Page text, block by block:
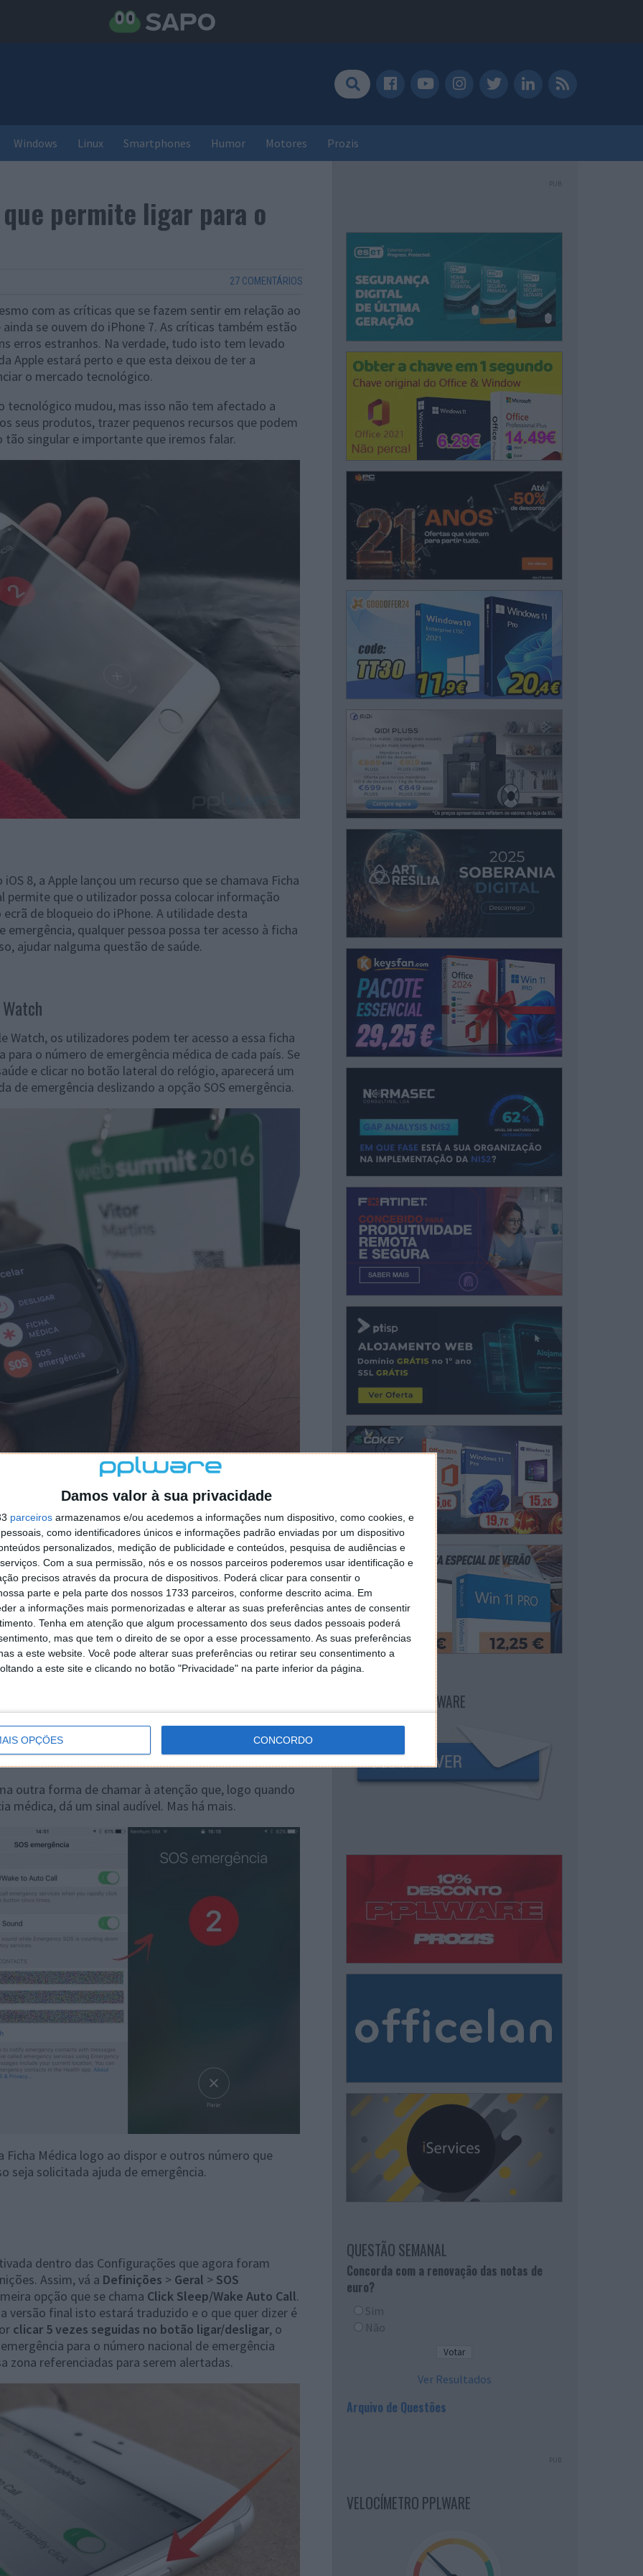
Damos valor à sua privacidade
parceiros armazenamos e/ou acedemos a informações num dispositivo, como cookies, e
como identificadores únicos e informações padrão enviadas por um dispositivo
personalizados, medição de publicidade e conteúdos, pesquisa de audiências e
Com a sua permissão, nós e os nossos parceiros poderemos usar identificação e
precisos através da procura de dispositivos. Poderá clicar para consentir o
parte e pela parte dos nossos 1733 parceiros, conforme descrito acima. Em
a informações mais pormenorizadas e alterar as suas preferências antes de consentir
Tenha em atenção que algum processamento dos seus dados pessoais poderá
mas que tem o direito de se opor a esse processamento. As suas preferências
a este website. Você pode alterar suas preferências ou retirar seu consentimento a
a este site e clicando no botão "Privacidade" na parte inferior da página.
OPÇÕES CONCORDO
Windows Linux Smartphones Humor Motores Prozis
permite ligar para o
27 COMENTÁRIOS
com as críticas que se fazem sentir em relação ao
se ouvem do iPhone 7. As críticas também estão
erros estranhos. Na verdade, tudo isto tem levado
Apple estará perto e que esta deixou de ter a
o mercado tecnológico.
tecnológico mudou, mas isso não tem afectado a
seus produtos, trazer pequenos recursos que podem
singular e importante que iremos falar.
8, a Apple lançou um recurso que se chamava Ficha
permite que o utilizador possa colocar informação
de bloqueio do iPhone. A utilidade desta
qualquer pessoa possa ter acesso à ficha
ajudar nalguma questão de saúde.
Watch, os utilizadores podem ter acesso a essa ficha
o número de emergência médica de cada país. Se
e clicar no botão lateral do relógio, aparecerá um
de emergência deslizando a opção SOS emergência.
poderá permitir que alguém que o esteja a ajudar
relógio.
– sabe como o usar?
para o iPhone
2, a Apple adicionou uma outra característica muito
o iPhone com esta versão terá Marcação SOS
discreta e rapidamente, possa chamar ajuda
do dispositivo.
outra forma de chamar à atenção que, logo quando
médica, dá um sinal audível. Mas há mais.
Médica logo ao dispor e outros número que
seja solicitada ajuda de emergência.
dentro das Configurações que agora foram
Assim, vá a Definições > Geral > SOS
opção que se chama Click Sleep/Wake Auto Call.
versão final isto estará traduzido e o que quer dizer é
clicar 5 vezes seguidas no botão ligar/desligar, o
para o número nacional de emergência
zona referenciadas para serem alertadas.
PUB
NEWSLETTER PPLWARE
QUESTÃO SEMANAL
Concorda com a renovação das notas de
euro?
Sim
Não
Ver Resultados
Arquivo de Questões
PUB
VELOCÍMETRO PPLWARE